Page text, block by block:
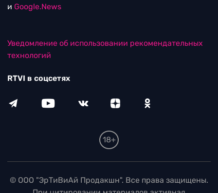
и Google.News
Уведомление об использовании рекомендательных
технологий
RTVI в соцсетях
18+
© ООО "ЭрТиВиАй Продакшн". Все права защищены.